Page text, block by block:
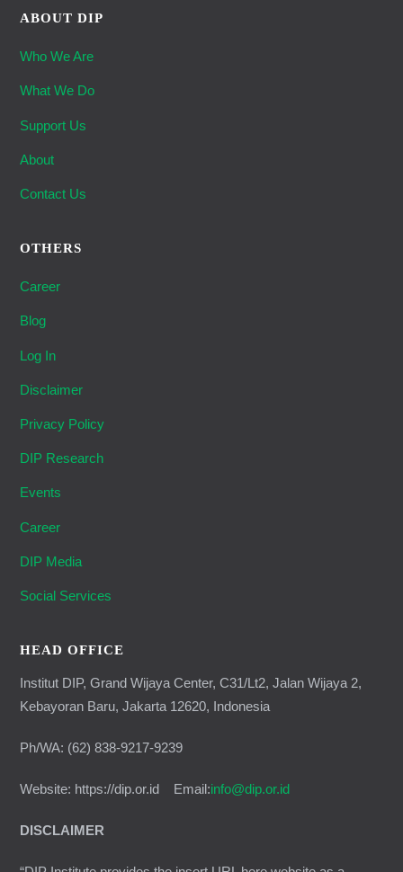
ABOUT DIP
Who We Are
What We Do
Support Us
About
Contact Us
OTHERS
Career
Blog
Log In
Disclaimer
Privacy Policy
DIP Research
Events
Career
DIP Media
Social Services
HEAD OFFICE
Institut DIP, Grand Wijaya Center, C31/Lt2, Jalan Wijaya 2,
Kebayoran Baru, Jakarta 12620, Indonesia
Ph/WA: (62) 838-9217-9239
Website: https://dip.or.id Email:info@dip.or.id
DISCLAIMER